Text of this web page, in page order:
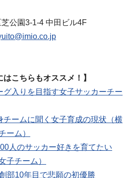
公園3-1-4 中田ビル4F
はこちらもオススメ！】
グ入りを目指す女子サッカーチー
チームに聞く女子育成の現状（横
ーム）
人のサッカー好きを育てたい
子チーム）
部10年目で悲願の初優勝